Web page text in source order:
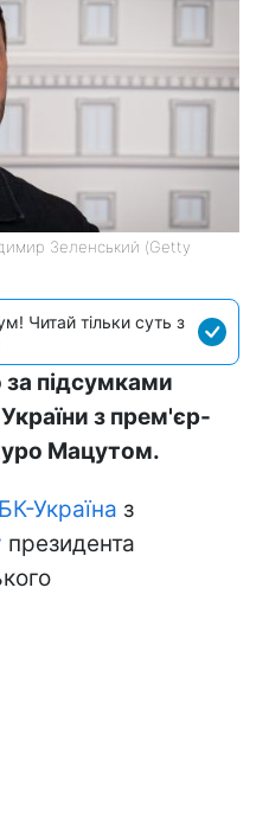
Зеленський (Getty
Читай тільки суть з
підсумками
з прем'єр-
Мацутом.
Україна з
президента